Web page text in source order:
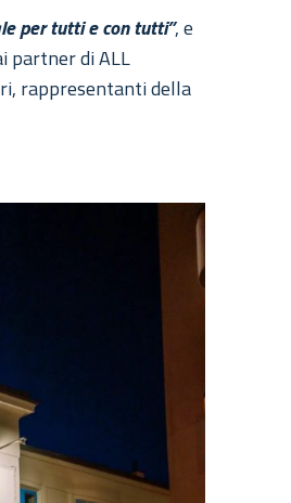
per tutti e con tutti”, e
partner di ALL
rappresentanti della